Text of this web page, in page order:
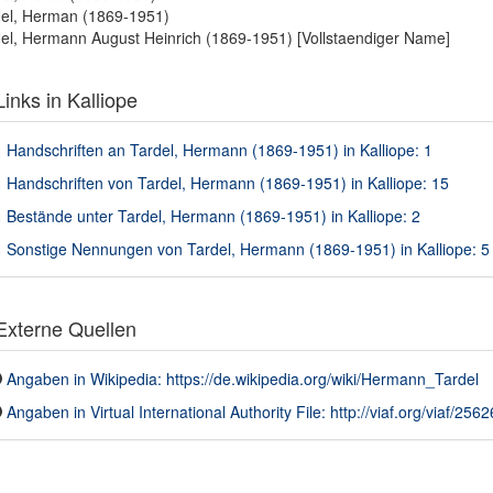
Herman (1869-1951)
Hermann August Heinrich (1869-1951) [Vollstaendiger Name]
in Kalliope
Handschriften an Tardel, Hermann (1869-1951) in Kalliope: 1
Handschriften von Tardel, Hermann (1869-1951) in Kalliope: 15
Bestände unter Tardel, Hermann (1869-1951) in Kalliope: 2
Sonstige Nennungen von Tardel, Hermann (1869-1951) in Kalliope: 5
Quellen
Angaben in Wikipedia: https://de.wikipedia.org/wiki/Hermann_Tardel
Angaben in Virtual International Authority File: http://viaf.org/viaf/